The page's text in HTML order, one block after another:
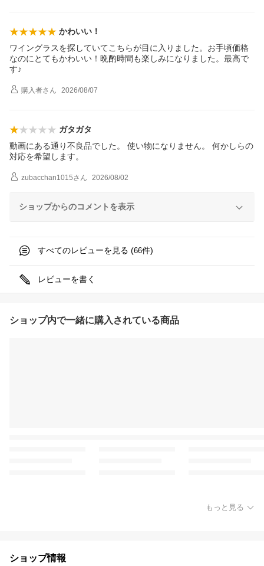
かわいい！
ワイングラスを探していてこちらが目に入りました。お手頃価格
なのにとてもかわいい！晩酌時間も楽しみになりました。最高で
す♪
購入者さん 2026/08/07
ガタガタ
動画にある通り不良品でした。 使い物になりません。 何かしらの
対応を希望します。
zubacchan1015さん 2026/08/02
ショップからのコメントを表示
すべてのレビューを見る (66件)
レビューを書く
ショップ内で一緒に購入されている商品
もっと見る
ショップ情報